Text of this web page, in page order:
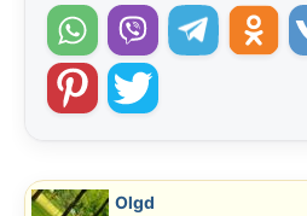
Olgd